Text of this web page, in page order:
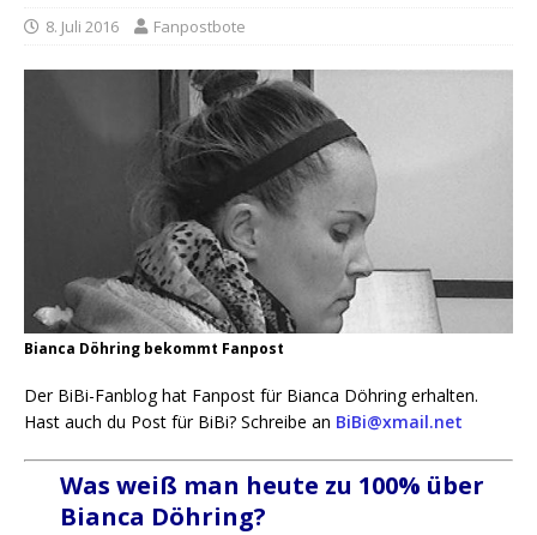
8. Juli 2016 Fanpostbote
Bianca Döhring bekommt Fanpost
Der BiBi-Fan­blog hat Fan­post für Bian­ca Döh­ring erhal­ten.
Hast auch du Post für BiBi? Schrei­be an BiBi@xmail.net
Was weiß man heute zu 100% über
Bianca Döhring?